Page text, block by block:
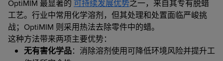
OptiMIM 最显著的 可持续发展优势之一，来自其专有脱蜡
工艺。行业中常用化学溶剂，但其处理和处置面临严峻挑
战；OptiMIM 则采用热法去除零件中的蜡。
这种方法带来两项主要优势：
无有害化学品：消除溶剂使用可降低环境风险并提升工